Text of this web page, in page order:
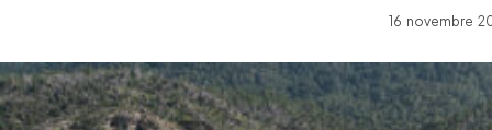
16 novembre